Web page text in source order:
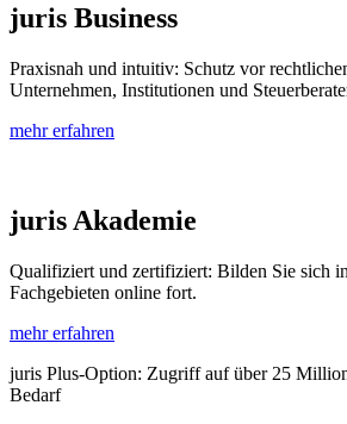
juris Business
Praxisnah und intuitiv: Schutz vor
Unternehmen, Institutionen und
mehr erfahren
juris Akademie
Qualifiziert und zertifiziert: Bilden Sie sich
Fachgebieten online fort.
mehr erfahren
juris Plus-Option: Zugriff auf über 25
Bedarf